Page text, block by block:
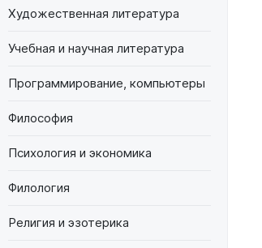
Художественная литература
Учебная и научная литература
Программирование, компьютеры
Философия
Психология и экономика
Филология
Религия и эзотерика